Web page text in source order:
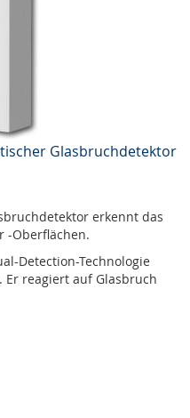
Glasbruchdetektor
erkennt das
-Oberflächen.
Detection-Technologie
Er reagiert auf Glasbruch